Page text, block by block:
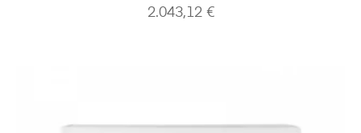
2.043,12 €